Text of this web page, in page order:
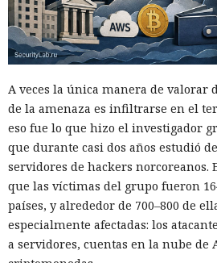
Securitydescribieronel ecosistema
granjas telefónicas, dispositivos en
lanzar estafas masivas como un
corriente. La barrera de entrada se
pocos miles de dólares.
El equipo de investigación de la
listo de una granja telefónica y
hardware y software. Bastidores con
smartphones se venden en los
habituales, los programas de
públicamente y los teléfonos en la
por suscripción. Los proveedores
documentación y soporte, como los
A veces la única manera de valorar
de la amenaza es infiltrarse en el
eso fue lo que hizo el investigador
que durante casi dos años estudió
servidores de hackers norcoreanos.
que las víctimas del grupo fueron
países, y alrededor de 700–800 de
especialmente afectadas: los
a servidores, cuentas en la nube de